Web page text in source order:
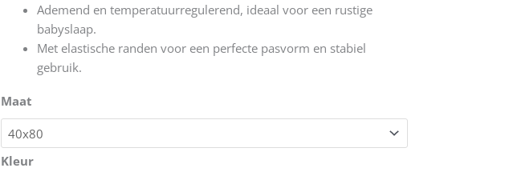
Ademend en temperatuurregulerend, ideaal voor een rustige
babyslaap.
Met elastische randen voor een perfecte pasvorm en stabiel
gebruik.
Maat
Kleur
merinowol